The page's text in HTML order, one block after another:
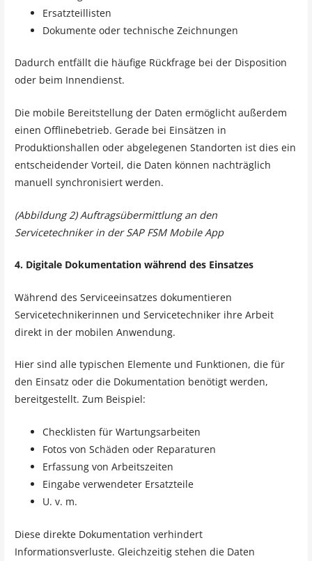
Ersatzteillisten
Dokumente oder technische Zeichnungen
Dadurch entfällt die häufige Rückfrage bei der Disposition
oder beim Innendienst.
Die mobile Bereitstellung der Daten ermöglicht außerdem
einen Offlinebetrieb. Gerade bei Einsätzen in
Produktionshallen oder abgelegenen Standorten ist dies ein
entscheidender Vorteil, die Daten können nachträglich
manuell synchronisiert werden.
(Abbildung 2) Auftragsübermittlung an den
Servicetechniker in der SAP FSM Mobile App
4. Digitale Dokumentation während des Einsatzes
Während des Serviceeinsatzes dokumentieren
Servicetechnikerinnen und Servicetechniker ihre Arbeit
direkt in der mobilen Anwendung.
Hier sind alle typischen Elemente und Funktionen, die für
den Einsatz oder die Dokumentation benötigt werden,
bereitgestellt. Zum Beispiel:
Checklisten für Wartungsarbeiten
Fotos von Schäden oder Reparaturen
Erfassung von Arbeitszeiten
Eingabe verwendeter Ersatzteile
U. v. m.
Diese direkte Dokumentation verhindert
Informationsverluste. Gleichzeitig stehen die Daten